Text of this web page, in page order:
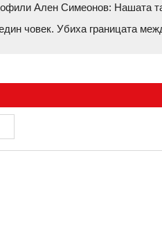
Ален Симеонов: Нашата
човек. Убиха границата